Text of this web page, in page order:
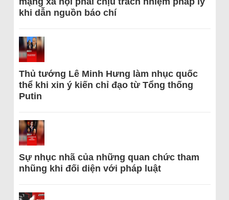
khi dẫn nguồn báo chí
Thủ tướng Lê Minh Hưng làm nhục quốc
thể khi xin ý kiến chỉ đạo từ Tổng thống
Putin
Sự nhục nhã của những quan chức tham
nhũng khi đối diện với pháp luật